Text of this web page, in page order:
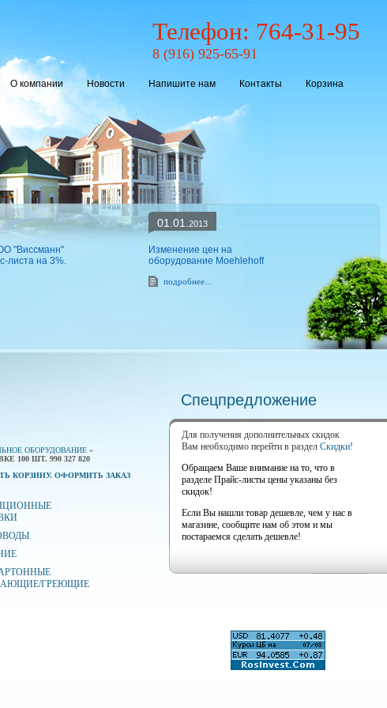
Телефон: 764-31-95
8 (916) 925-65-91
О компании Новости Напишите нам Контакты Корзина
"Виссманн"
листа на 3%.
01.01. 2013
Изменение цен на
оборудование Moehlehoff
подробнее...
ОБОРУДОВАНИЕ »
ШТ. 990 327 820
КОРЗИНУ. ОФОРМИТЬ ЗАКАЗ
ГРЕЮЩИЕ
Спецпредложение
Для получения дополнительных скидок
Вам необходимо перейти в раздел Скидки!
Обращаем Ваше внимание на то, что в
разделе Прайс-листы цены указаны без
скидок!
Если Вы нашли товар дешевле, чем у нас в
магазине, сообщите нам об этом и мы
постараемся сделать дешевле!